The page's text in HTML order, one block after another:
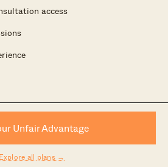
access
Unfair Advantage
Explore all plans →
坡房地产。
Road #07-06, Singapore 159919